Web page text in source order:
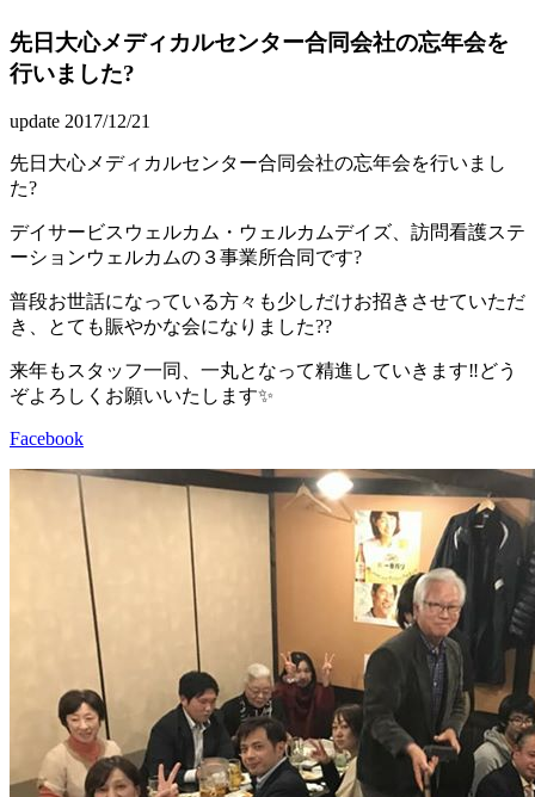
先日大心メディカルセンター合同会社の忘年会を
行いました?
update 2017/12/21
先日大心メディカルセンター合同会社の忘年会を行いまし
た?
デイサービスウェルカム・ウェルカムデイズ、訪問看護ステ
ーションウェルカムの３事業所合同です?
普段お世話になっている方々も少しだけお招きさせていただ
き、とても賑やかな会になりました??
来年もスタッフ一同、一丸となって精進していきます‼どう
ぞよろしくお願いいたします✨
Facebook